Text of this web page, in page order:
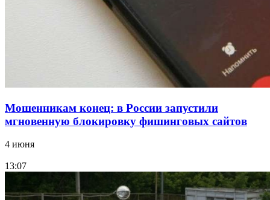
парке прошёл фестиваль „Арбузный переполох“
Мошенникам конец: в России запустили
мгновенную блокировку фишинговых сайтов
4 июня
13:07